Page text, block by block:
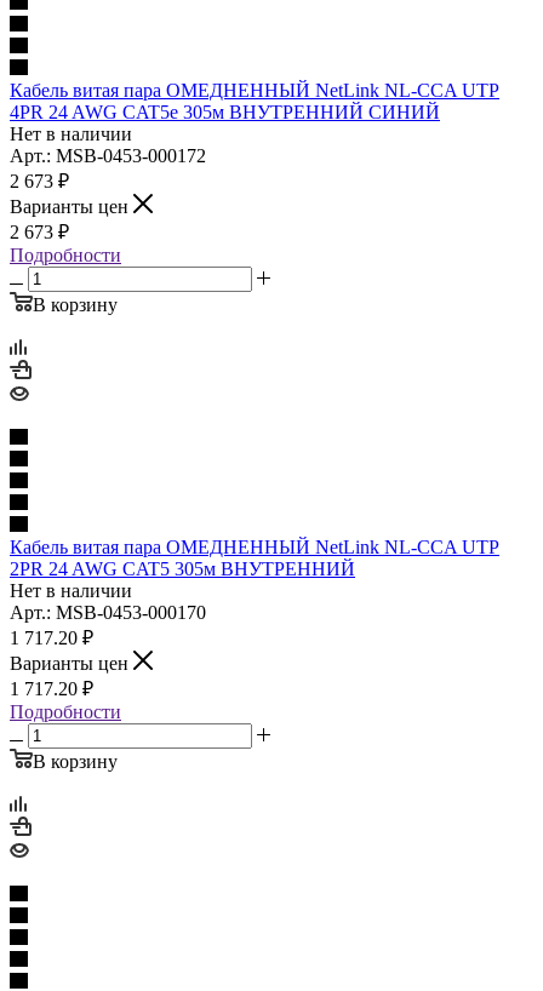
Кабель витая пара ОМЕДНЕННЫЙ NetLink NL-CCA UTP
4PR 24 AWG CAT5е 305м ВНУТРЕННИЙ СИНИЙ
Нет в наличии
Арт.: MSB-0453-000172
2 673 ₽
Варианты цен
2 673 ₽
Подробности
В корзину
Кабель витая пара ОМЕДНЕННЫЙ NetLink NL-CCA UTP
2PR 24 AWG CAT5 305м ВНУТРЕННИЙ
Нет в наличии
Арт.: MSB-0453-000170
1 717.20 ₽
Варианты цен
1 717.20 ₽
Подробности
В корзину